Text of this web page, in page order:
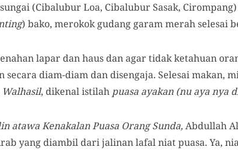
(Cibalubur Loa, Cibalubur Sasak,
) bako, merokok gudang garam merah selesai
lapar dan haus dan agar tidak ketahuan
secara diam-diam dan disengaja. Selesai makan,
Walhasil, dikenal istilah puasa ayakan (nu aya nya
atawa Kenakalan Puasa Orang Sunda,Abdullah
yang diambil dari jalinan lafal niat puasa. Ya,